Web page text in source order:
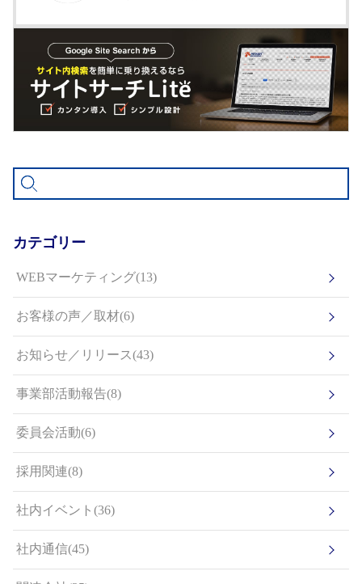
カテゴリー
WEBマーケティング(13)
お客様の声／取材(6)
お知らせ／リリース(43)
事業部活動報告(8)
委員会活動(6)
採用関連(8)
社内イベント(36)
社内通信(45)